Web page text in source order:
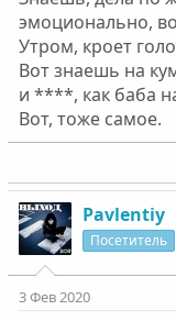
эмоционально,
Утром, кроет
Вот знаешь на
и ****, как баба
Вот, тоже самое.
Pavlentiy
Посетитель
3 Фев 2020